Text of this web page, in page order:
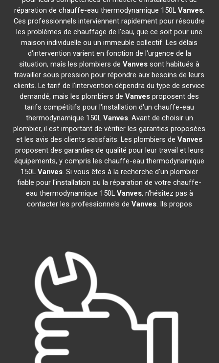
réparation de chauffe-eau thermodynamique 150LVanves.
Ces professionnels interviennent rapidement pour résoudre
les problèmes de chauffage de l'eau, que ce soit pour une
maison individuelle ou un immeuble collectif. Les délais
d'intervention varient en fonction de l'urgence de la
situation, mais les plombiers deVanves sont habitués à
travailler sous pression pour répondre aux besoins de leurs
clients. Le tarif de l'intervention dépendra du type de service
demandé, mais les plombiers deVanves proposent des
tarifs compétitifs pour l'installation d'un chauffe-eau
thermodynamique 150L Vanves. Avant de choisir un
plombier, il est important de vérifier les garanties proposées
et les avis des clients satisfaits. Les plombiers deVanves
proposent des garanties de qualité pour leur travail et leurs
équipements, y compris les chauffe-eau thermodynamique
150LVanves. Si vous êtes à la recherche d'un plombier
fiable pour l'installation ou la réparation de votre chauffe-
eau thermodynamique 150L Vanves, n'hésitez pas à
contacter les professionnels de Vanves. Ils propos